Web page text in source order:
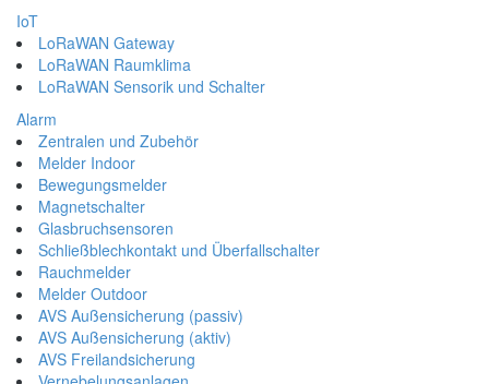
IoT
LoRaWAN Gateway
LoRaWAN Raumklima
LoRaWAN Sensorik und Schalter
Alarm
Zentralen und Zubehör
Melder Indoor
Bewegungsmelder
Magnetschalter
Glasbruchsensoren
Schließblechkontakt und Überfallschalter
Rauchmelder
Melder Outdoor
AVS Außensicherung (passiv)
AVS Außensicherung (aktiv)
AVS Freilandsicherung